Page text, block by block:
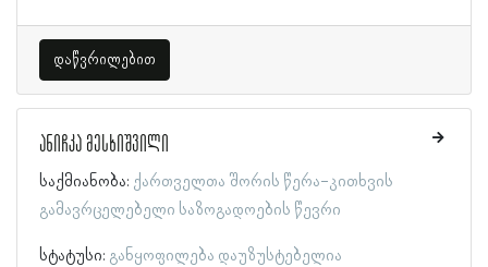
დაწვრილებით
ანიჩკა მესხიშვილი
საქმიანობა: ქართველთა შორის წერა-კითხვის
გამავრცელებელი საზოგადოების წევრი
სტატუსი: განყოფილება დაუზუსტებელია